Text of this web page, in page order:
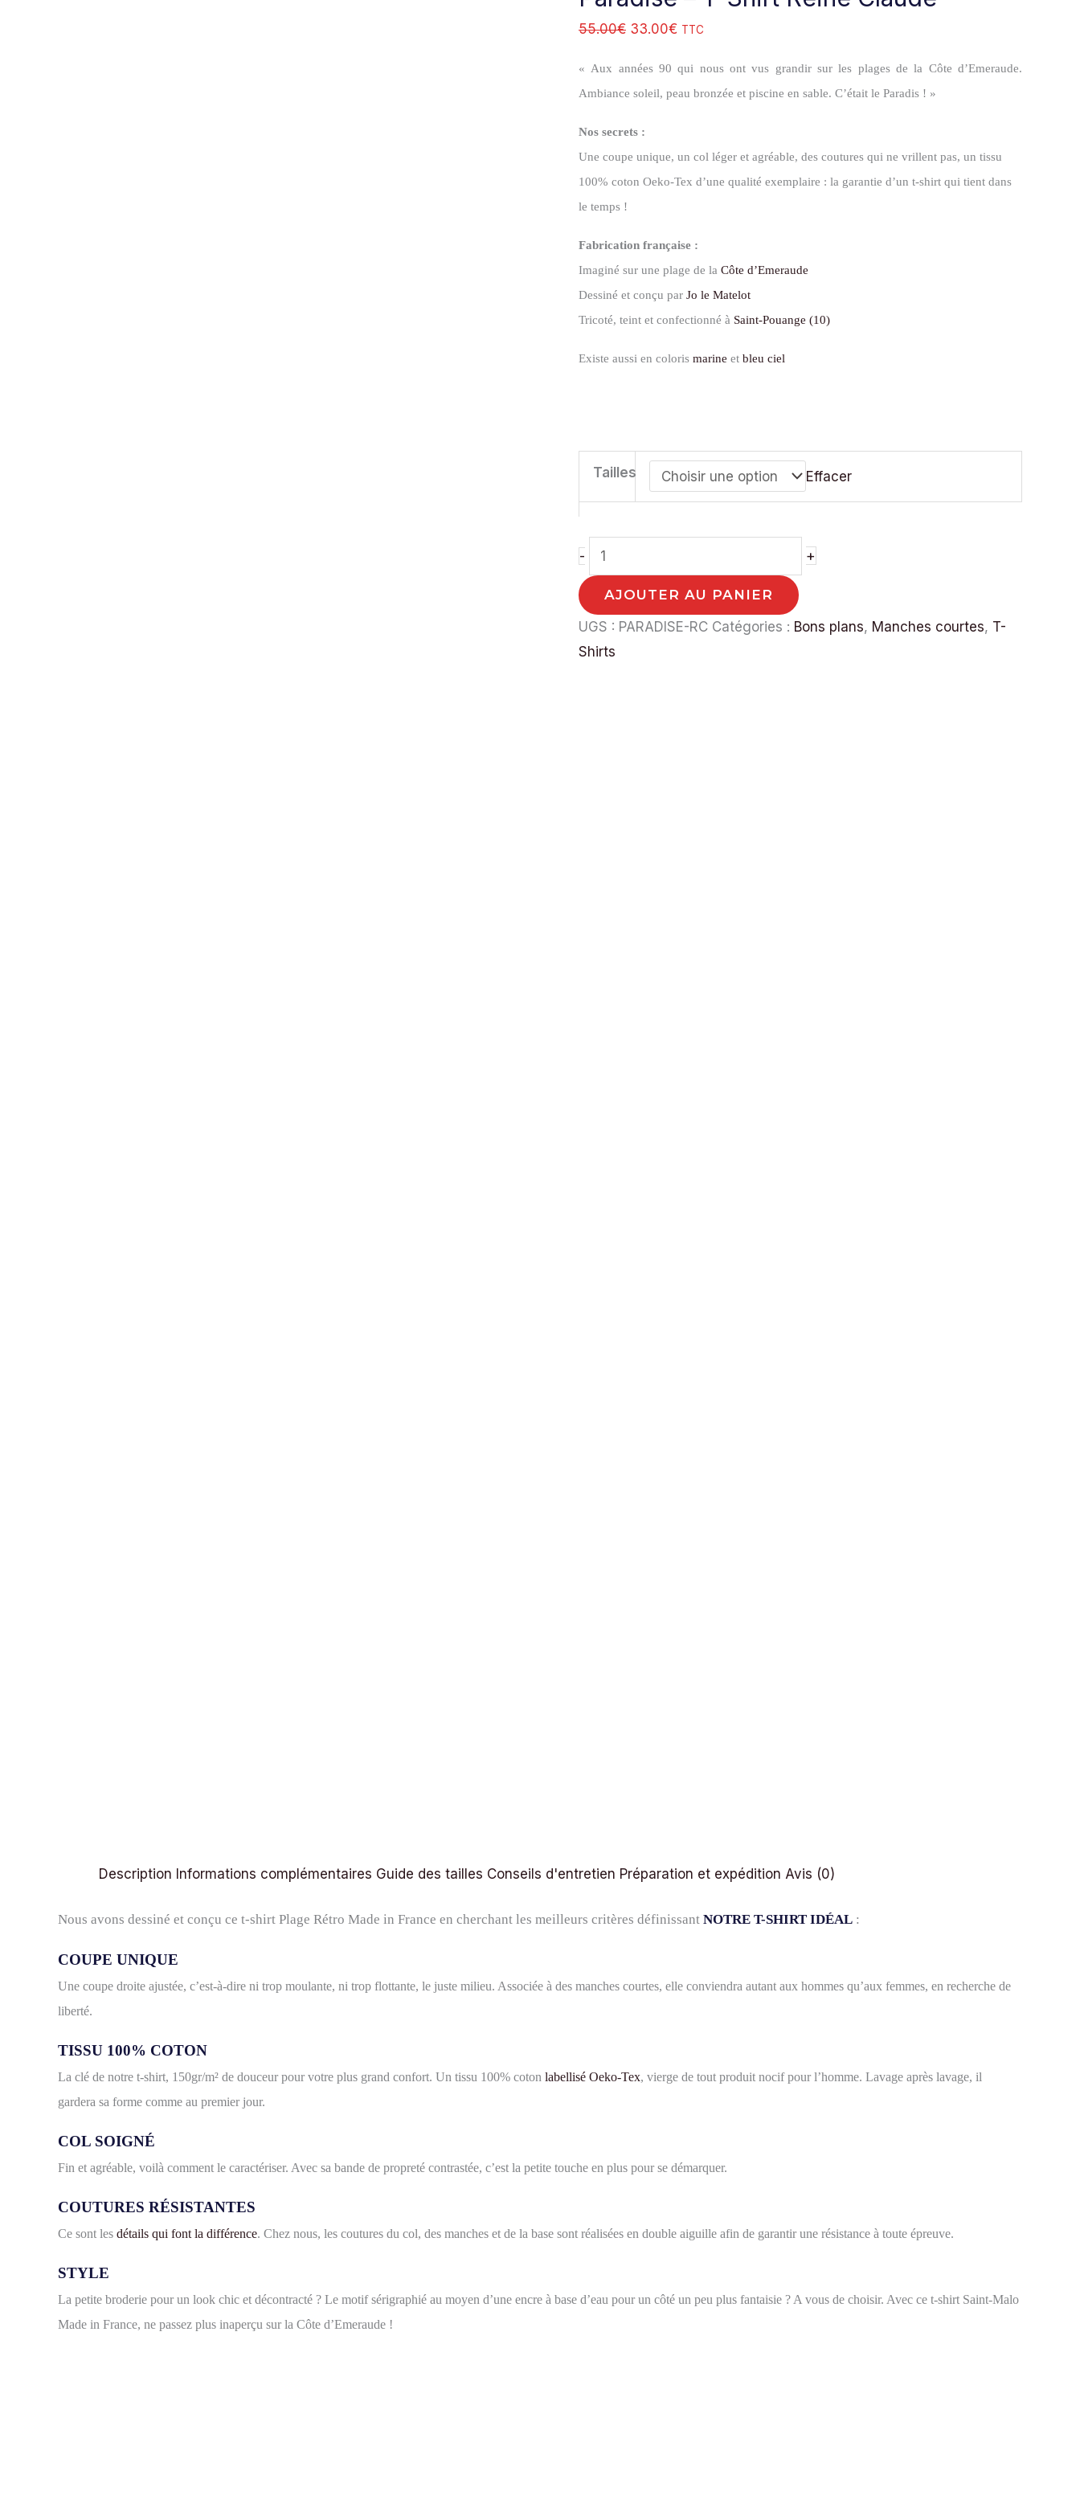
55.00€ 33.00€ TTC
« Aux années 90 qui nous ont vus grandir sur les plages de la Côte d’Emeraude.
Ambiance soleil, peau bronzée et piscine en sable. C’était le Paradis ! »
Nos secrets :
Une coupe unique, un col léger et agréable, des coutures qui ne vrillent pas, un tissu
100% coton Oeko-Tex d’une qualité exemplaire : la garantie d’un t-shirt qui tient dans
le temps !
Fabrication française :
Imaginé sur une plage de la Côte d’Emeraude
Dessiné et conçu par Jo le Matelot
Tricoté, teint et confectionné à Saint-Pouange (10)
Existe aussi en coloris marine et bleu ciel
Tailles Effacer
- +
AJOUTER AU PANIER
UGS : PARADISE-RC Catégories : Bons plans, Manches courtes, T-
Shirts
Description Informations complémentaires Guide des tailles Conseils d'entretien Préparation et expédition Avis (0)
Nous avons dessiné et conçu ce t-shirt Plage Rétro Made in France en cherchant les meilleurs critères définissant NOTRE T-SHIRT IDÉAL :
COUPE UNIQUE
Une coupe droite ajustée, c’est-à-dire ni trop moulante, ni trop flottante, le juste milieu. Associée à des manches courtes, elle conviendra autant aux hommes qu’aux femmes, en recherche de
liberté.
TISSU 100% COTON
La clé de notre t-shirt, 150gr/m² de douceur pour votre plus grand confort. Un tissu 100% coton labellisé Oeko-Tex, vierge de tout produit nocif pour l’homme. Lavage après lavage, il
gardera sa forme comme au premier jour.
COL SOIGNÉ
Fin et agréable, voilà comment le caractériser. Avec sa bande de propreté contrastée, c’est la petite touche en plus pour se démarquer.
COUTURES RÉSISTANTES
Ce sont les détails qui font la différence. Chez nous, les coutures du col, des manches et de la base sont réalisées en double aiguille afin de garantir une résistance à toute épreuve.
STYLE
La petite broderie pour un look chic et décontracté ? Le motif sérigraphié au moyen d’une encre à base d’eau pour un côté un peu plus fantaisie ? A vous de choisir. Avec ce t-shirt Saint-Malo
Made in France, ne passez plus inaperçu sur la Côte d’Emeraude !